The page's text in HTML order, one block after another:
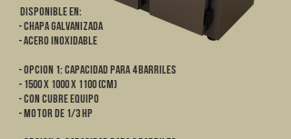
DISPONIBLE EN:
- Chapa galvanizada
- Acero Inoxidable
- OPCION 1: CAPACIDAD PARA 4 BARRILES
- 1500 x 1000 x 1100 (cm)
- Con cubre equipo
- Motor de 1/3 HP